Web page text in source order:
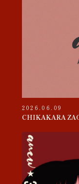
2026.06.09
CHIKAKARA